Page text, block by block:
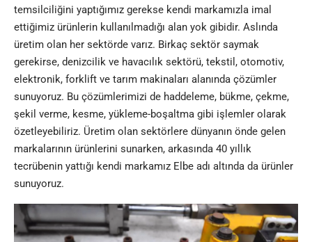
temsilciliğini yaptığımız gerekse kendi markamızla imal
ettiğimiz ürünlerin kullanılmadığı alan yok gibidir. Aslında
üretim olan her sektörde varız. Birkaç sektör saymak
gerekirse, denizcilik ve havacılık sektörü, tekstil, otomotiv,
elektronik, forklift ve tarım makinaları alanında çözümler
sunuyoruz. Bu çözümlerimizi de haddeleme, bükme, çekme,
şekil verme, kesme, yükleme-boşaltma gibi işlemler olarak
özetleyebiliriz. Üretim olan sektörlere dünyanın önde gelen
markalarının ürünlerini sunarken, arkasında 40 yıllık
tecrübenin yattığı kendi markamız Elbe adı altında da ürünler
sunuyoruz.